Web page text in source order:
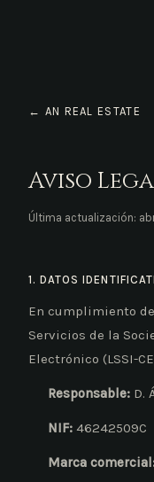
← AN REAL ESTATE
Aviso
Última actualización:
1. DATOS
En cumplimiento
Servicios de la
Electrónico (LSSI-
Responsable: D.
NIF: 46242509C
Marca